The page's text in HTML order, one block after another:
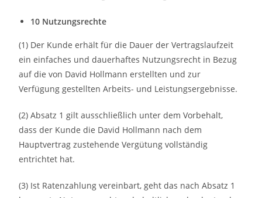
10 Nutzungsrechte
(1) Der Kunde erhält für die Dauer der Vertragslaufzeit
ein einfaches und dauerhaftes Nutzungsrecht in Bezug
auf die von David Hollmann erstellten und zur
Verfügung gestellten Arbeits- und Leistungsergebnisse.
(2) Absatz 1 gilt ausschließlich unter dem Vorbehalt,
dass der Kunde die David Hollmann nach dem
Hauptvertrag zustehende Vergütung vollständig
entrichtet hat.
(3) Ist Ratenzahlung vereinbart, geht das nach Absatz 1